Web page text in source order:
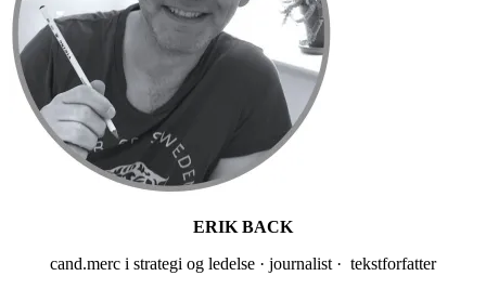
ERIK BACK
cand.merc i strategi og ledelse · journalist · tekstforfatter